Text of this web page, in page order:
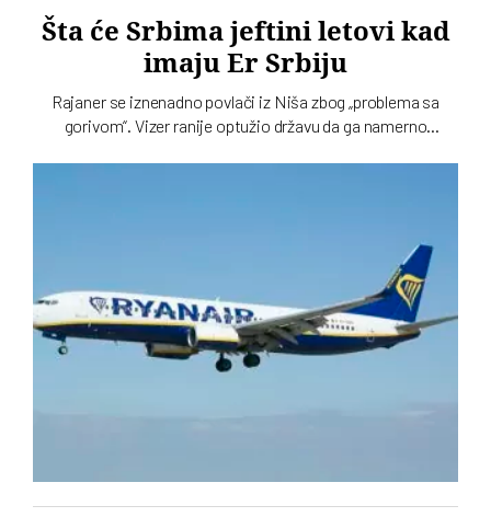
Šta će Srbima jeftini letovi kad
imaju Er Srbiju
Rajaner se iznenadno povlači iz Niša zbog „problema sa
gorivom“. Vizer ranije optužio državu da ga namerno